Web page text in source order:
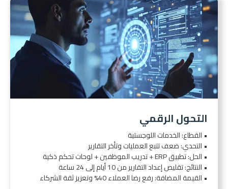
التحول الرقمي
• القطاع: الخدمات اللوجستية
• التحدي: ضعف تتبع العمليات وتأخر التقارير
• الحل: تطبيق ERP + تدريب الموظفين + لوحات تحكم ذكية
• النتائج: تقليص إعداد التقارير من 10 أيام إلى 24 ساعة
• القيمة المضافة: رفع رضا العملاء 40% وتعزيز ثقة الشركاء